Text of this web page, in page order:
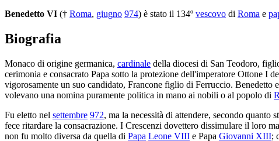
Benedetto VI († Roma, giugno 974) è stato il 134º vescovo di Roma e
Biografia
Monaco di origine germanica, cardinale della diocesi di San Teodoro,
cerimonia e consacrato Papa sotto la protezione dell'imperatore Ottone I
vigorosamente un suo candidato, Francone figlio di Ferruccio.
volevano una nomina puramente politica in mano ai nobili o al popolo di
Fu eletto nel settembre 972, ma la necessità di attendere, secondo
fece ritardare la consacrazione. I Crescenzi dovettero dissimulare il loro
non fu molto diversa da quella di Papa Leone VIII e Papa Giovanni XIII;